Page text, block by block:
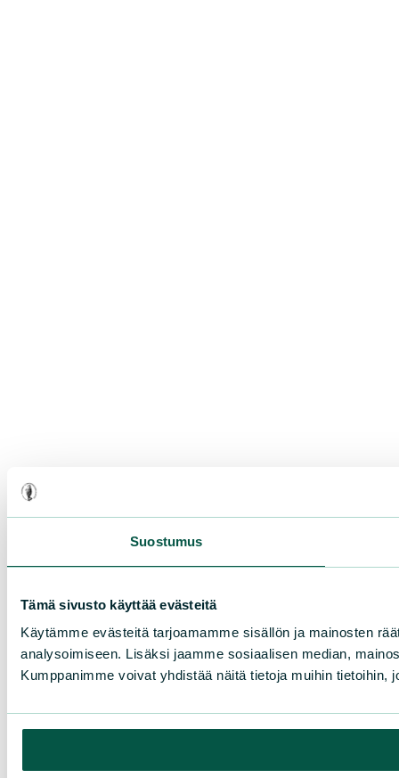
Suostumus
Tämä sivusto käyttää evästeitä
Käytämme evästeitä tarjoamamme sisällön ja mainosten
analysoimiseen. Lisäksi jaamme sosiaalisen median,
Kumppanimme voivat yhdistää näitä tietoja muihin tietoihin,